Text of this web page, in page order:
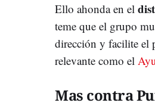
Ello ahonda en el
teme que el grupo
dirección y facilite el
relevante como el
Mas contra